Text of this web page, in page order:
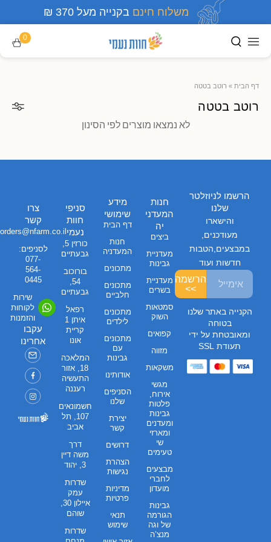
משלוח חינם בקנייה מעל 370 ₪
0
דף הבית » רוטב בטטה
רוטב בטטה
לא נמצאו מוצרים לפי הסינון
חנות
המעדני
יה
ביצים
מעדניית
גבינות
מעדניית
בשרים
סמטאות
השוק
קפואים
מזווה
משקאות
מגשי
אירוח,
פלטות
גבינות
ומעדנים
ומארזי
שי
טעימים
מבצעים
לחברי
מועדון
גבינות
הגורמה
של וגה
מנצ’ה
מידע
שימושי
דף הבית
חנות
המעדניה
מתכונים
מתכונים
חלביים
מתכונים
לילדים
מתכונים
עם
גבינות
אודותינו
הסניפים
שלנו
יצירת
קשר
דרושים
הצהרת
נגישות
מדיניות
פרטיות
תנאי
שימוש
סניפי
חוות
נעמי
כורזין 5,
גבעתיים
בורוכוב
54,
גבעתיים
רפאל
איתן 1
קריית
אונו
המלאכה
18, אזור
התעשיה
רעננה
חשמונאים
107, תל
אביב
דרך
משה דיין
3, יהוד
שדרות
עמק
איילון 30,
שוהם
שדרות
צרו
קשר
orders@nfarm.co.il
לסניפים:
077-
564-
0445
שירות
לקוחות
והזמנות
עקבו
אחרינו
הרשמו לניוזלטר
שלנו
והישארו
מעודכנים,
במבצעים,הטבות
חדשות ועוד
הרשמה
>>
הקנייה באתר שלנו
בטוחה
ומאובטחת על ידי
תעודת SSL